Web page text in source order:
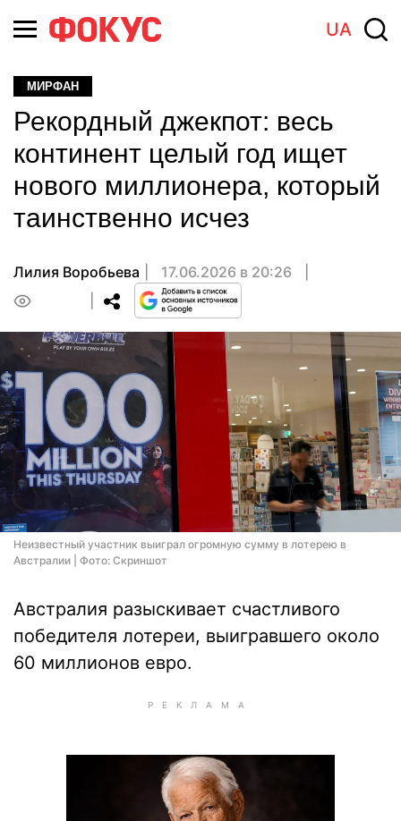
UA
МИРФАН
Рекордный джекпот: весь
континент целый год ищет
нового миллионера, который
таинственно исчез
Лилия Воробьева
17.06.2026 в 20:26
Неизвестный участник выиграл огромную сумму в лотерею в
Австралии | Фото: Скриншот
Австралия разыскивает счастливого
победителя лотереи, выигравшего около
60 миллионов евро.